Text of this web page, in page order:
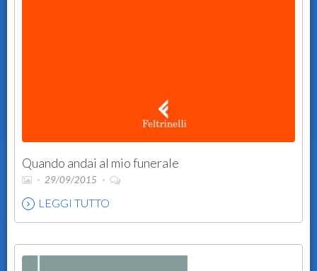
Quando andai al mio funerale
29/09/2015
LEGGI TUTTO